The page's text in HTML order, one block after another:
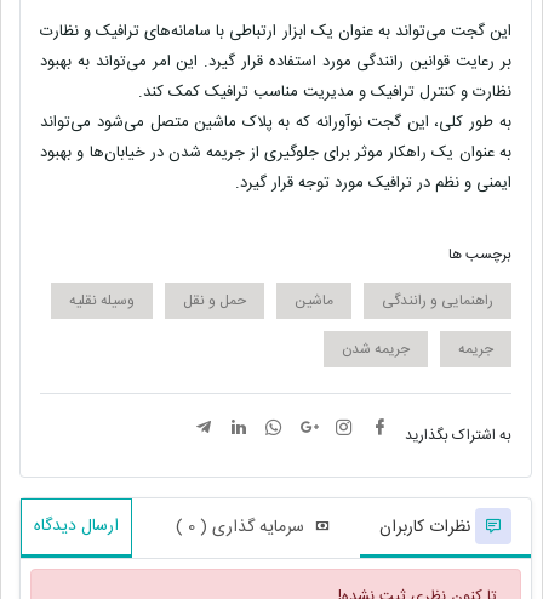
این گجت می‌تواند به عنوان یک ابزار ارتباطی با سامانه‌های ترافیک و نظارت
بر رعایت قوانین رانندگی مورد استفاده قرار گیرد. این امر می‌تواند به بهبود
نظارت و کنترل ترافیک و مدیریت مناسب ترافیک کمک کند.
به طور کلی، این گجت نوآورانه که به پلاک ماشین متصل می‌شود می‌تواند
به عنوان یک راهکار موثر برای جلوگیری از جریمه شدن در خیابان‌ها و بهبود
ایمنی و نظم در ترافیک مورد توجه قرار گیرد.
برچسب ها
راهنمایی و رانندگی
ماشین حمل و نقل
وسیله نقلیه
جریمه
جریمه شدن
به اشتراک بگذارید
نظرات کاربران سرمایه گذاری ( 0 ) ارسال دیدگاه